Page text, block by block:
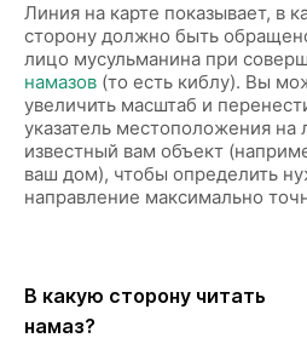
Линия на карте показывает, в
сторону должно быть
лицо мусульманина при
намазов (то есть киблу). Вы
увеличить масштаб и
указатель местоположения на
известный вам объект
ваш дом), чтобы определить
направление максимально
В какую сторону читать
намаз?